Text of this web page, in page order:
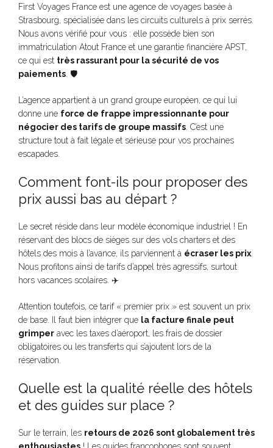
First Voyages France est une agence de voyages basée à
Strasbourg, spécialisée dans les circuits culturels à prix serrés.
Nous avons vérifié pour vous : elle possède bien son
immatriculation Atout France et une garantie financière APST,
ce qui est très rassurant pour la sécurité de vos
paiements. 🛡️
L’agence appartient à un grand groupe européen, ce qui lui
donne une force de frappe impressionnante pour
négocier des tarifs de groupe massifs. C’est une
structure tout à fait légale et sérieuse pour vos prochaines
escapades.
Comment font-ils pour proposer des
prix aussi bas au départ ?
Le secret réside dans leur modèle économique industriel ! En
réservant des blocs de sièges sur des vols charters et des
hôtels des mois à l’avance, ils parviennent à écraser les prix.
Nous profitons ainsi de tarifs d’appel très agressifs, surtout
hors vacances scolaires. ✈️
Attention toutefois, ce tarif « premier prix » est souvent un prix
de base. Il faut bien intégrer que la facture finale peut
grimper avec les taxes d’aéroport, les frais de dossier
obligatoires ou les transferts qui s’ajoutent lors de la
réservation.
Quelle est la qualité réelle des hôtels
et des guides sur place ?
Sur le terrain, les retours de 2026 sont globalement très